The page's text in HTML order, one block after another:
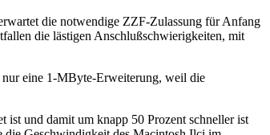
die notwendige ZZF-Zulassung für Anfang
die lästigen Anschlußschwierigkeiten, mit
eine 1-MByte-Erweiterung, weil die
ist und damit um knapp 50 Prozent schneller ist